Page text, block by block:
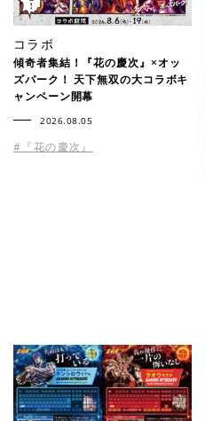
コラボ
傾奇者集結！『花の慶次』×オッ
ズパーク！ 天下無双の大コラボキ
ャンペーン開幕
2026.08.05
#『花の慶次』